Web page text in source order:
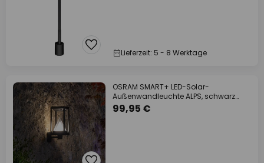
Lieferzeit: 5 - 8 Werktage
OSRAM SMART+ LED-Solar-
Außenwandleuchte ALPS, schwarz
Sensor
99,95 €